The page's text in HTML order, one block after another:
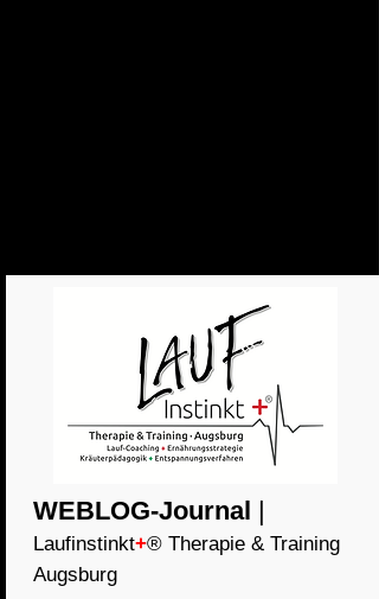
WEBLOG-Journal |
Laufinstinkt+® Therapie & Training
Augsburg